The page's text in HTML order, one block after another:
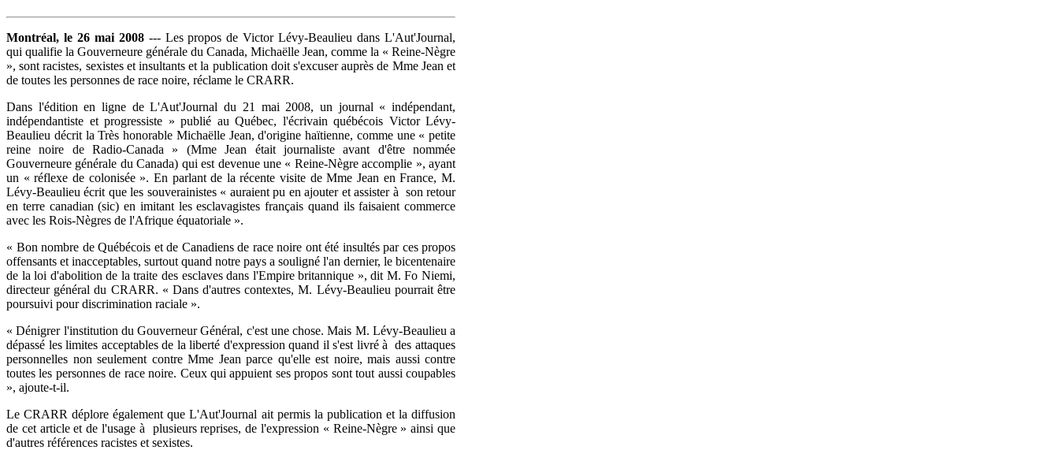
Montréal, le 26 mai 2008--- Les propos de Victor Lévy-Beaulieu dans L'Aut'Journal,
qui qualifie la Gouverneure générale du Canada, Michaëlle Jean, comme la « Reine-Nègre
», sont racistes, sexistes et insultants et la publication doit s'excuser auprès de Mme Jean et
de toutes les personnes de race noire, réclame le CRARR.
Dans l'édition en ligne de L'Aut'Journal du 21 mai 2008, un journal « indépendant,
indépendantiste et progressiste » publié au Québec, l'écrivain québécois Victor Lévy-
Beaulieu décrit la Très honorable Michaëlle Jean, d'origine haïtienne, comme une « petite
reine noire de Radio-Canada » (Mme Jean était journaliste avant d'être nommée
Gouverneure générale du Canada) qui est devenue une « Reine-Nègre accomplie », ayant
un « réflexe de colonisée ». En parlant de la récente visite de Mme Jean en France, M.
Lévy-Beaulieu écrit que les souverainistes « auraient pu en ajouter et assister à son retour
en terre canadian (sic) en imitant les esclavagistes français quand ils faisaient commerce
avec les Rois-Nègres de l'Afrique équatoriale ».
« Bon nombre de Québécois et de Canadiens de race noire ont été insultés par ces propos
offensants et inacceptables, surtout quand notre pays a souligné l'an dernier, le bicentenaire
de la loi d'abolition de la traite des esclaves dans l'Empire britannique », dit M. Fo Niemi,
directeur général du CRARR. « Dans d'autres contextes, M. Lévy-Beaulieu pourrait être
poursuivi pour discrimination raciale ».
« Dénigrer l'institution du Gouverneur Général, c'est une chose. Mais M. Lévy-Beaulieu a
dépassé les limites acceptables de la liberté d'expression quand il s'est livré à des attaques
personnelles non seulement contre Mme Jean parce qu'elle est noire, mais aussi contre
toutes les personnes de race noire. Ceux qui appuient ses propos sont tout aussi coupables
», ajoute-t-il.
Le CRARR déplore également que L'Aut'Journal ait permis la publication et la diffusion
de cet article et de l'usage à plusieurs reprises, de l'expression « Reine-Nègre » ainsi que
d'autres références racistes et sexistes.